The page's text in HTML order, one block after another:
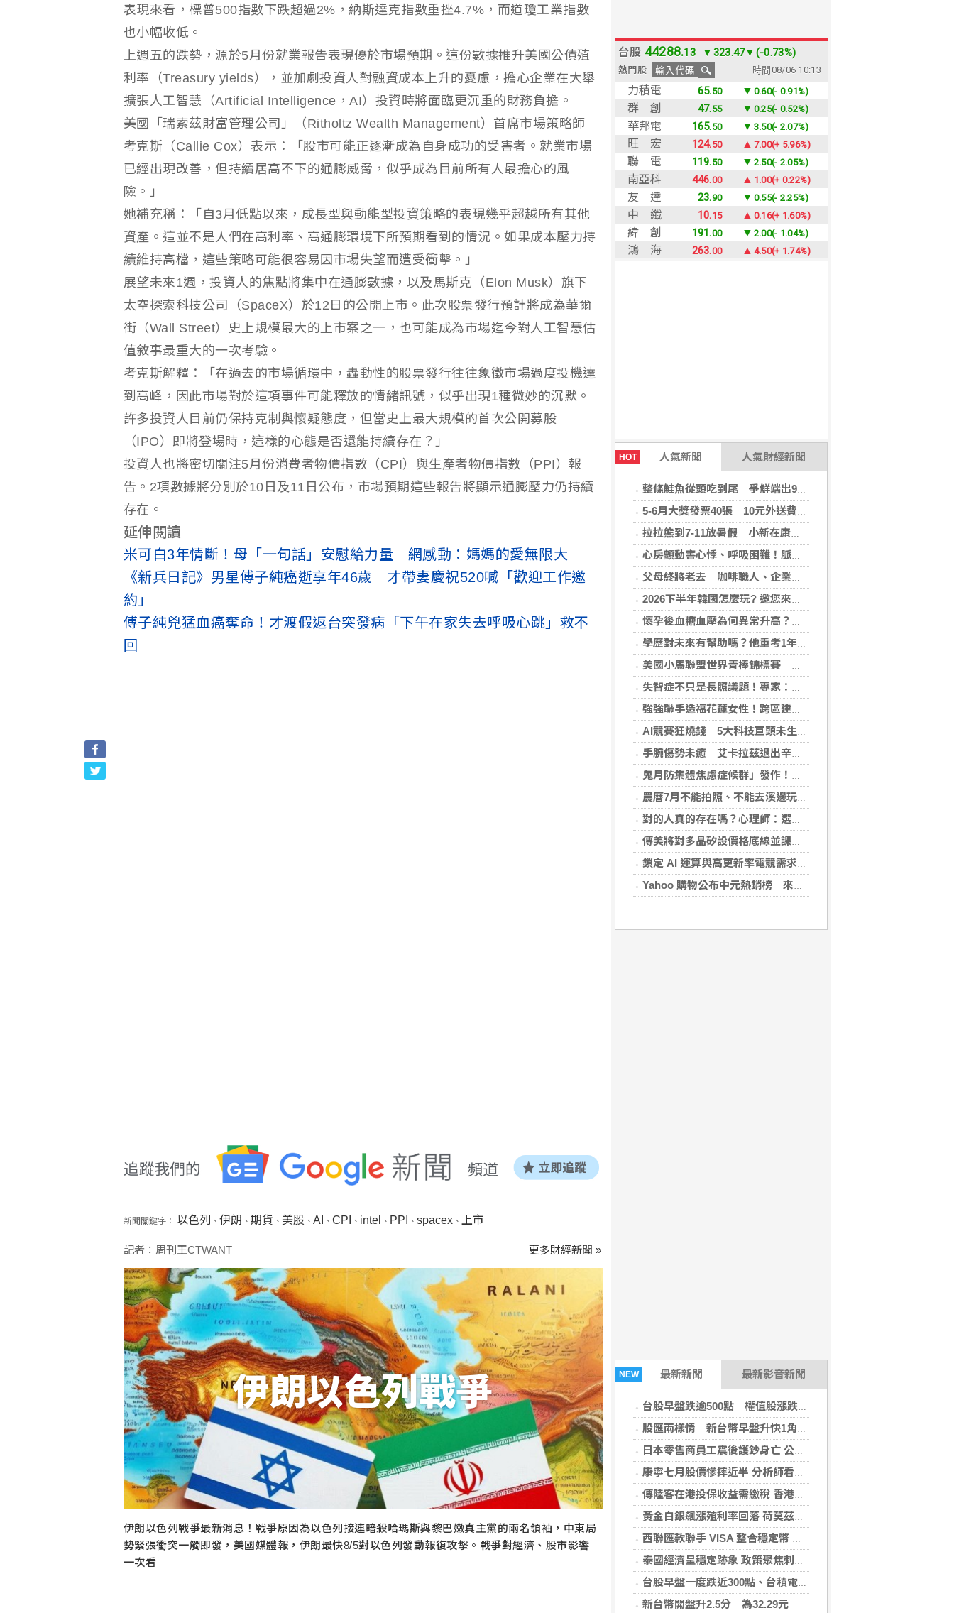
HOT 人氣新聞 人氣財經新聞
整條鮭魚從頭吃到尾 爭鮮端出9道新料理
5-6月大獎發票40張 10元外送費對中1千萬
拉拉熊到7-11放暑假 小新在康是美開雜貨店
心房顫動害心悸、呼吸困難！脈衝場電燒(PFA)手術助患者重拾生活品質
父母終將老去 咖啡職人、企業攜手公益 陪自閉症家庭走更遠
2026下半年韓國怎麼玩? 邀您來場韓國深度遊，還「遊」好康！
懷孕後血糖血壓為何異常升高？醫揭原因 規律產檢安心掌握孕期變化
學歷對未來有幫助嗎？他重考1年上頂大「希望17歲就知道的人生真相」
美國小馬聯盟世界青棒錦標賽 台灣隊奪亞軍
失智症不只是長照議題！專家：生活中的金融、就業、司法都可能碰到
強強聯手造福花蓮女性！跨區建立生殖照護模式，備孕無後顧之憂
AI競賽狂燒錢 5大科技巨頭未生效租金飆逾35兆元
手腕傷勢未癒 艾卡拉茲退出辛辛那提大師賽
鬼月防集體焦慮症候群」發作！醫揭：安度民俗月2大「認知調適」對策
農曆7月不能拍照、不能去溪邊玩？小心過度焦慮引發「鬼月症候群」
對的人真的存在嗎？心理師：選對的人只占30%，剩下70%靠「這件事」
傳美將對多晶矽設價格底線並課關稅 劍指中國供應鏈
鎖定 AI 運算與高更新率電競需求 技嘉 AORUS P1600W 電源供應器、宏碁 Nitro XV272U Z2 螢幕登場
Yahoo 購物公布中元熱銷榜 來一客蟬聯泡麵冠軍、紙紮吹科技風
NEW 最新新聞 最新影音新聞
台股早盤跌逾500點 權值股漲跌互見
股匯兩樣情 新台幣早盤升快1角見32.23元
日本零售商員工震後護鈔身亡 公司認錯：不值得人命
康寧七月股價慘摔近半 分析師看法分歧但仍現買進聲浪
傳陸客在港投保收益需繳稅 香港保險股受衝擊
黃金白銀飆漲殖利率回落 荷莫茲海峽情勢緩解油價通膨憂慮
西聯匯款聯手 VISA 整合穩定幣 推動跨境匯款新模式
泰國經濟呈穩定跡象 政策聚焦刺激內需與科技轉型
台股早盤一度跌近300點、台積電跌25元
新台幣開盤升2.5分 為32.29元
表現來看，標普500指數下跌超過2%，納斯達克指數重挫4.7%，而道瓊工業指數
也小幅收低。
上週五的跌勢，源於5月份就業報告表現優於市場預期。這份數據推升美國公債殖
利率（Treasury yields），並加劇投資人對融資成本上升的憂慮，擔心企業在大舉
擴張人工智慧（Artificial Intelligence，AI）投資時將面臨更沉重的財務負擔。
美國「瑞索茲財富管理公司」（Ritholtz Wealth Management）首席市場策略師
考克斯（Callie Cox）表示：「股市可能正逐漸成為自身成功的受害者。就業市場
已經出現改善，但持續居高不下的通膨威脅，似乎成為目前所有人最擔心的風
險。」
她補充稱：「自3月低點以來，成長型與動能型投資策略的表現幾乎超越所有其他
資產。這並不是人們在高利率、高通膨環境下所預期看到的情況。如果成本壓力持
續維持高檔，這些策略可能很容易因市場失望而遭受衝擊。」
展望未來1週，投資人的焦點將集中在通膨數據，以及馬斯克（Elon Musk）旗下
太空探索科技公司（SpaceX）於12日的公開上市。此次股票發行預計將成為華爾
街（Wall Street）史上規模最大的上市案之一，也可能成為市場迄今對人工智慧估
值敘事最重大的一次考驗。
考克斯解釋：「在過去的市場循環中，轟動性的股票發行往往象徵市場過度投機達
到高峰，因此市場對於這項事件可能釋放的情緒訊號，似乎出現1種微妙的沉默。
許多投資人目前仍保持克制與懷疑態度，但當史上最大規模的首次公開募股
（IPO）即將登場時，這樣的心態是否還能持續存在？」
投資人也將密切關注5月份消費者物價指數（CPI）與生產者物價指數（PPI）報
告。2項數據將分別於10日及11日公布，市場預期這些報告將顯示通膨壓力仍持續
存在。
延伸閱讀
米可白3年情斷！母「一句話」安慰給力量 網感動：媽媽的愛無限大
《新兵日記》男星傅子純癌逝享年46歲 才帶妻慶祝520喊「歡迎工作邀
約」
傅子純兇猛血癌奪命！才渡假返台突發病「下午在家失去呼吸心跳」救不
回
新聞關鍵字： 以色列 、 伊朗 、 期貨 、 美股、 AI 、 CPI 、 intel 、 PPI 、 spacex、 上市
記者：周刊王CTWANT 更多財經新聞 »
伊朗以色列戰爭
伊朗以色列戰爭最新消息！戰爭原因為以色列接連暗殺哈瑪斯與黎巴嫩真主黨的兩名領袖，中東局
勢緊張衝突一觸即發，美國媒體報，伊朗最快8/5對以色列發動報復攻擊。戰爭對經濟、股市影響
一次看